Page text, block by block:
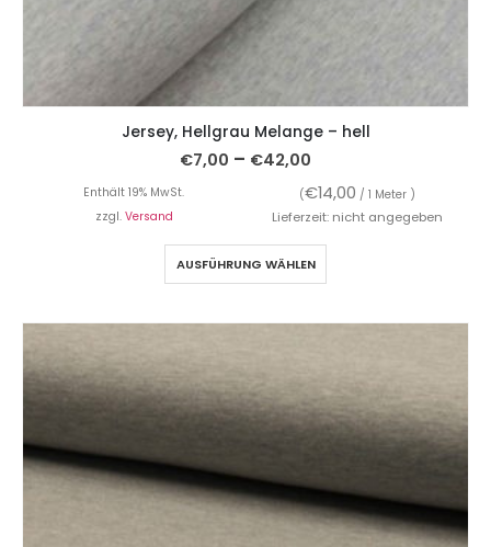
Jersey, Hellgrau Melange – hell
€7,00 – €42,00
Enthält 19% MwSt. (€14,00 / 1 Meter )
zzgl. Versand Lieferzeit: nicht angegeben
AUSFÜHRUNG WÄHLEN